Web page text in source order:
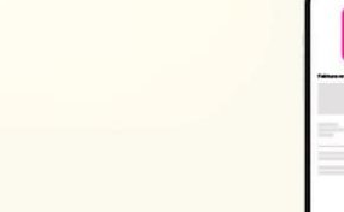
DOWIEDZ SIĘ